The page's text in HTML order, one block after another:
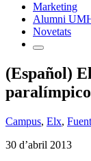
Marketing
Alumni
Novetats
(Español)
Campus, Elx,
30 d’abril 2013